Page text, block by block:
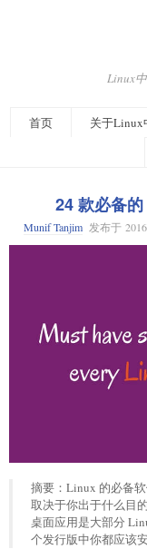
Linux
首页 关于Linux
24 款必备
Munif Tanjim 发布于
摘要：Linux 的必备
取决于你出于什么目
桌面应用是大部分
个发行版中你都应该